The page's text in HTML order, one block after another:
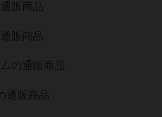
販商品
販商品
の通販商品
通販商品